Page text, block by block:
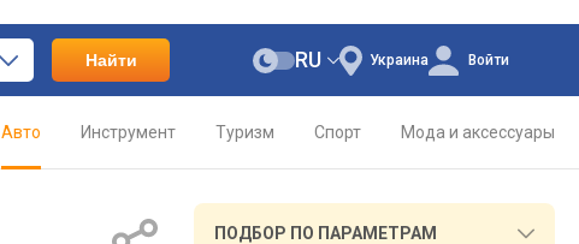
Найти Украина
RU Войти
Авто Инструмент Туризм Спорт Мода и аксессуары
ПОДБОР ПО ПАРАМЕТРАМ